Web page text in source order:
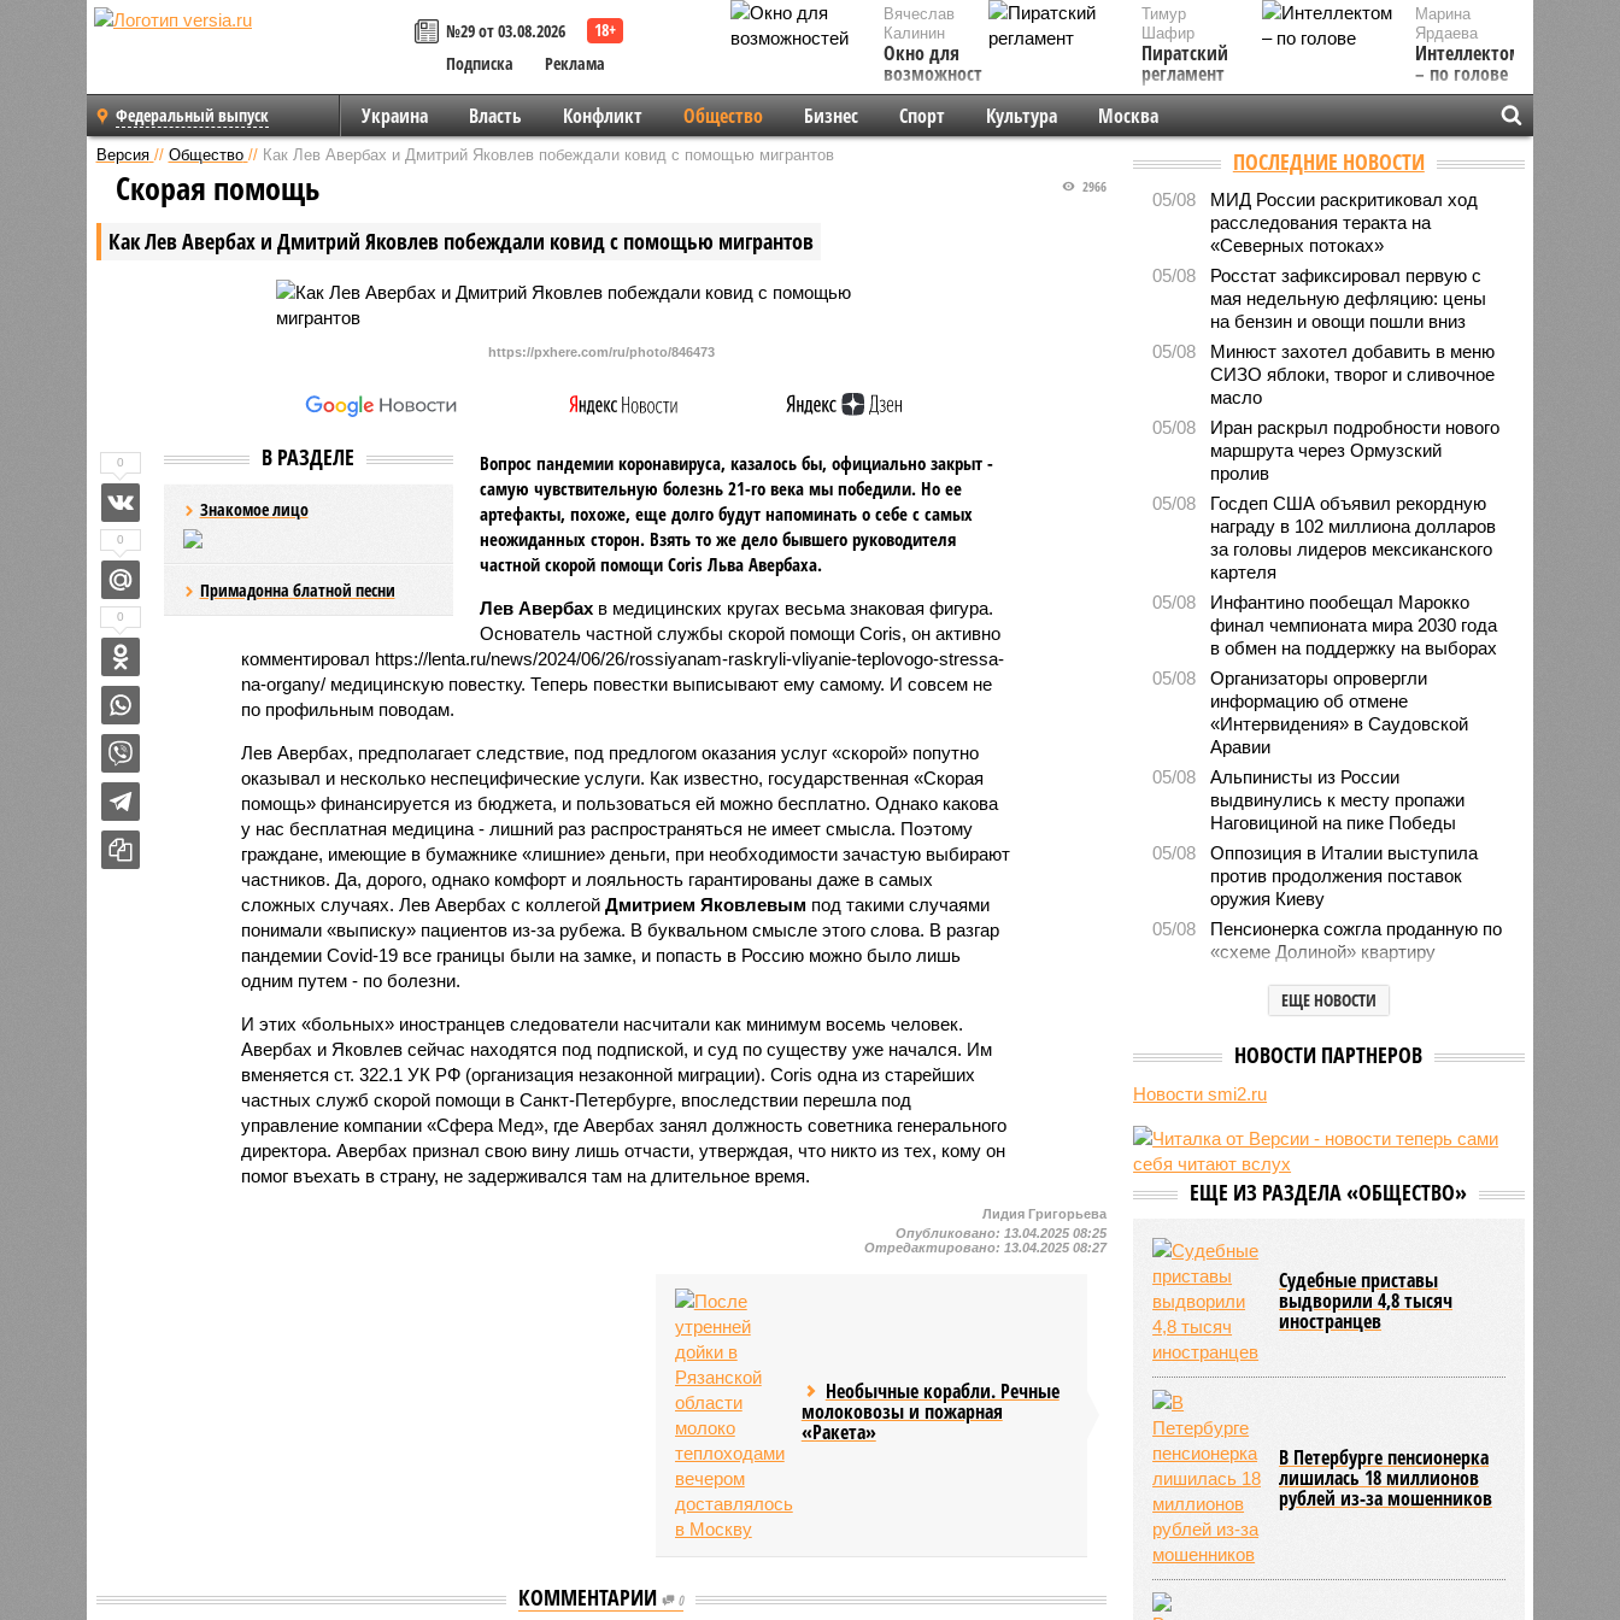
№29 от 03.08.2026
Подписка
Реклама
Вячеслав
Калинин
Окно для
возможностей
Марина
Ярдаева
Интеллектом
– по голове
Тимур
Шафир
Пиратский
регламент
Федеральный выпуск Украина Власть Конфликт Общество Бизнес Спорт Культура Москва
Версия // Общество // Как Лев Авербах и Дмитрий Яковлев побеждали ковид с помощью мигрантов
Как Лев Авербах и Дмитрий Яковлев побеждали ковид с помощью мигрантов
2966
Скорая помощь
https://pxhere.com/ru/photo/846473
В РАЗДЕЛЕ
Знакомое лицо
Примадонна блатной песни
Вопрос пандемии коронавируса, казалось бы, официально закрыт -
самую чувствительную болезнь 21-го века мы победили. Но ее
артефакты, похоже, еще долго будут напоминать о себе с самых
неожиданных сторон. Взять то же дело бывшего руководителя
частной скорой помощи Coris Льва Авербаха.
Лев Авербахв медицинских кругах весьма знаковая фигура.
Основатель частной службы скорой помощи Coris, он активно
комментировал https://lenta.ru/news/2024/06/26/rossiyanam-raskryli-vliyanie-teplovogo-stressa-
na-organy/ медицинскую повестку. Теперь повестки выписывают ему самому. И совсем не
по профильным поводам.
Лев Авербах, предполагает следствие, под предлогом оказания услуг «скорой» попутно
оказывал и несколько неспецифические услуги. Как известно, государственная «Скорая
помощь» финансируется из бюджета, и пользоваться ей можно бесплатно. Однако какова
у нас бесплатная медицина - лишний раз распространяться не имеет смысла. Поэтому
граждане, имеющие в бумажнике «лишние» деньги, при необходимости зачастую выбирают
частников. Да, дорого, однако комфорт и лояльность гарантированы даже в самых
сложных случаях. Лев Авербах с коллегой Дмитрием Яковлевым под такими случаями
понимали «выписку» пациентов из-за рубежа. В буквальном смысле этого слова. В разгар
пандемии Covid-19 все границы были на замке, и попасть в Россию можно было лишь
одним путем - по болезни.
И этих «больных» иностранцев следователи насчитали как минимум восемь человек.
Авербах и Яковлев сейчас находятся под подпиской, и суд по существу уже начался. Им
вменяется ст. 322.1 УК РФ (организация незаконной миграции). Coris одна из старейших
частных служб скорой помощи в Санкт-Петербурге, впоследствии перешла под
управление компании «Сфера Мед», где Авербах занял должность советника генерального
директора. Авербах признал свою вину лишь отчасти, утверждая, что никто из тех, кому он
помог въехать в страну, не задерживался там на длительное время.
0
0
0
Лидия Григорьева
Опубликовано: 13.04.2025 08:25
Отредактировано: 13.04.2025 08:27
Необычные корабли. Речные
молоковозы и пожарная
«Ракета»
КОММЕНТАРИИ 0
Уилла Смита
предпринимательница
ПОСЛЕДНИЕ НОВОСТИ
05/08
МИД России раскритиковал ход
расследования теракта на
«Северных потоках»
05/08
Росстат зафиксировал первую с
мая недельную дефляцию: цены
на бензин и овощи пошли вниз
05/08
Минюст захотел добавить в меню
СИЗО яблоки, творог и сливочное
масло
05/08
Иран раскрыл подробности нового
маршрута через Ормузский
пролив
05/08
Госдеп США объявил рекордную
награду в 102 миллиона долларов
за головы лидеров мексиканского
картеля
05/08
Инфантино пообещал Марокко
финал чемпионата мира 2030 года
в обмен на поддержку на выборах
05/08
Организаторы опровергли
информацию об отмене
«Интервидения» в Саудовской
Аравии
05/08
Альпинисты из России
выдвинулись к месту пропажи
Наговициной на пике Победы
05/08
Оппозиция в Италии выступила
против продолжения поставок
оружия Киеву
05/08
Пенсионерка сожгла проданную по
«схеме Долиной» квартиру
Microsoft обвинила российских
хакеров в глобальной охоте за
отелях
Тюмени обнаружено превышение
05/08
ТЦК заработали 3 миллиарда
долларов на «мёртвых душах»
В Испании потребовали исключить
чемпионата мира 2030 года из-за
миграционного кризиса
05/08
Сотрудница полиции помогла
сыну обстрелять конкурирующую
банду
ЕЩЕ НОВОСТИ
НОВОСТИ ПАРТНЕРОВ
Новости smi2.ru
ЕЩЕ ИЗ РАЗДЕЛА «ОБЩЕСТВО»
Судебные приставы
выдворили 4,8 тысяч
иностранцев
В Петербурге пенсионерка
лишилась 18 миллионов
рублей из-за мошенников